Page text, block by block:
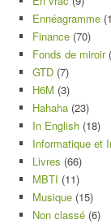
Ennéagramme
Finance (70)
Fonds de miroir
GTD (7)
H6M (3)
Hahaha (23)
In English (18)
Informatique et
Livres (66)
MBTI (11)
Musique (15)
Non classé (6)